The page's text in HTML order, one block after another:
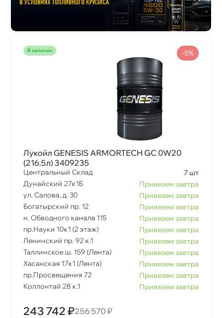
наличии
Лукойл GENESIS ARMORTECH GC 0W20
(216.5л) 3409235
Центральный Склад
7 шт
Дунайский 27к1Б
Привезем завтра
ул. Салова, д. 30
Привезем завтра
Богатырский пр. 12
Привезем завтра
н. Обводного канала 115
Привезем завтра
пр.Науки 10к1 (2 этаж)
Привезем завтра
Ленинский пр. 92 к.1
Привезем завтра
Таллинское ш. 159 (Лента)
Привезем завтра
Хасанская 17к1 (Лента)
Привезем завтра
пр.Просвещения 72
Привезем завтра
Коллонтай 28 к.1
Привезем завтра
243 742 ₽256 570 ₽
-5%